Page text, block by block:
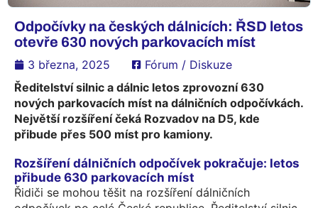
Odpočívky na českých dálnicích: ŘSD letos
otevře 630 nových parkovacích míst
3 března, 2025
Fórum / Diskuze
Ředitelství silnic a dálnic letos zprovozní 630
nových parkovacích míst na dálničních odpočívkách.
Největší rozšíření čeká Rozvadov na D5, kde
přibude přes 500 míst pro kamiony.
Rozšíření dálničních odpočívek pokračuje: letos
přibude 630 parkovacích míst
Řidiči se mohou těšit na rozšíření dálničních